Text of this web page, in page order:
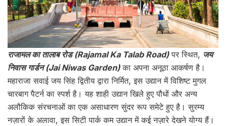
राजामल का तालाब रोड (Rajamal Ka Talab Road)पर स्थित, जय
निवास गार्डन (Jai Niwas Garden)का अपना अनूठा आकर्षण है।
महाराजा सवाई जय सिंह द्वितीय द्वारा निर्मित, इस उद्यान में विशिष्ट मुगल
चारबाग पैटर्न का स्पर्श है। यह शाही उद्यान खिले हुए पौधों और अन्य
अलौकिक संरचनाओं का एक असाधारण सुंदर रूप समेटे हुए है। सुरम्य
नज़ारों के अलावा, इस सिटी पार्क कम उद्यान में कई नज़ारे देखने योग्य हैं।